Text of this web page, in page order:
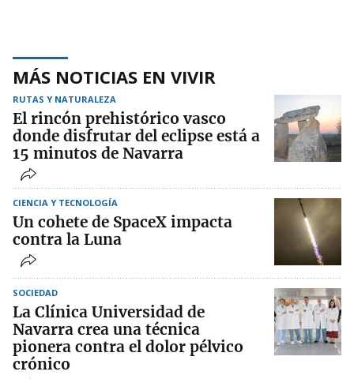
MÁS NOTICIAS EN VIVIR
RUTAS Y NATURALEZA
El rincón prehistórico vasco
donde disfrutar del eclipse está a
15 minutos de Navarra
CIENCIA Y TECNOLOGÍA
Un cohete de SpaceX impacta
contra la Luna
SOCIEDAD
La Clínica Universidad de
Navarra crea una técnica
pionera contra el dolor pélvico
crónico